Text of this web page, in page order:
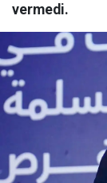
vermedi.